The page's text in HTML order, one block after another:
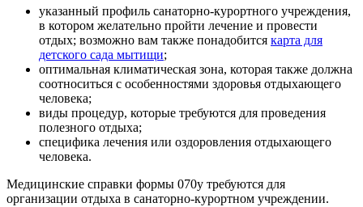
указанный профиль санаторно-курортного учреждения,
в котором желательно пройти лечение и провести
отдых; возможно вам также понадобится карта для
детского сада мытищи;
оптимальная климатическая зона, которая также должна
соотноситься с особенностями здоровья отдыхающего
человека;
виды процедур, которые требуются для проведения
полезного отдыха;
специфика лечения или оздоровления отдыхающего
человека.
Медицинские справки формы 070у требуются для
организации отдыха в санаторно-курортном учреждении.